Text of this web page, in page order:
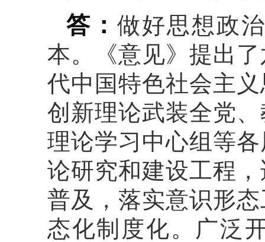
答：做好思想政
本。《意见》提出
代中国特色社会主
创新理论武装全党
理论学习中心组等
论研究和建设工程
普及，落实意识形
态化制度化。广泛